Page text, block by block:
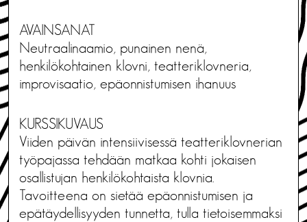
AVAINSANAT
Neutraalinaamio, punainen nenä,
henkilökohtainen klovni, teatteriklovneria,
improvisaatio, epäonnistumisen ihanuus
KURSSIKUVAUS
Viiden päivän intensiivisessä teatteriklovnerian
työpajassa tehdään matkaa kohti jokaisen
osallistujan henkilökohtaista klovnia.
Tavoitteena on sietää epäonnistumisen ja
epätäydellisyyden tunnetta, tulla tietoisemmaksi